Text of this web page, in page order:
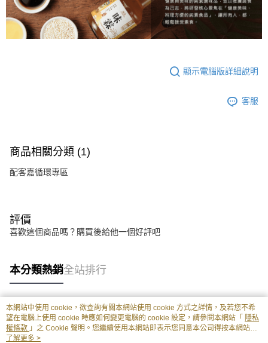
顯示電腦版詳細說明
客服
商品相關分類 (1)
配客嘉循環專區
評價
喜歡這個商品嗎？購買後給他一個好評吧
本分類熱銷全站排行
熱門標籤
本網站中使用 cookie，欲查詢有關本網站使用 cookie 方式之詳情，及若您不希
望在電腦上使用 cookie 時應如何變更電腦的 cookie 設定，請參閱本網站「 隱私
權條款 」之 Cookie 聲明。您繼續使用本網站即表示您同意本公司得按本網站使
用條款之 Cookie 聲明使用 cookie。
了解更多 >